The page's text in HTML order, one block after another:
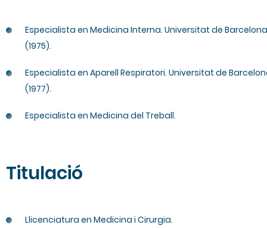
Especialista en Medicina Interna. Universitat de Barcelona
(1975).
Especialista en Aparell Respiratori. Universitat de
(1977).
Especialista en Medicina del Treball.
Titulació
Llicenciatura en Medicina i Cirurgia.